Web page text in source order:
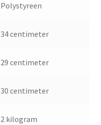
Polystyreen
34 centimeter
29 centimeter
30 centimeter
2 kilogram